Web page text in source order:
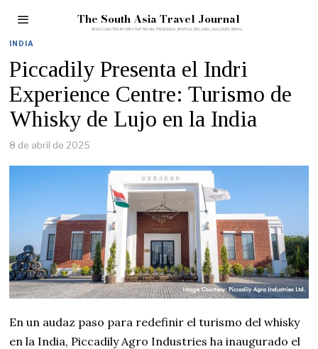
The South Asia Travel Journal
INDIA
Piccadily Presenta el Indri
Experience Centre: Turismo de
Whisky de Lujo en la India
8 de abril de 2025
En un audaz paso para redefinir el turismo del whisky
en la India, Piccadily Agro Industries ha inaugurado el